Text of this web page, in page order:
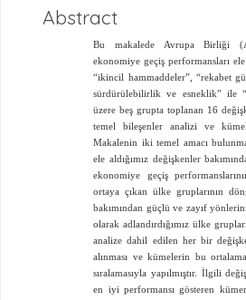
Abstract
Bu makalede Avrupa Birliği
ekonomiye geçiş performansları ele
“ikincil hammaddeler”, “rekabet
sürdürülebilirlik ve esneklik” ile
üzere beş grupta toplanan 16
temel bileşenler analizi ve
Makalenin iki temel amacı
ele aldığımız değişkenler
ekonomiye geçiş
ortaya çıkan ülke gruplarının
bakımından güçlü ve zayıf
olarak adlandırdığımız ülke
analize dahil edilen her bir
alınması ve kümelerin bu
sıralamasıyla yapılmıştır. İlgili
en iyi performansı gösteren